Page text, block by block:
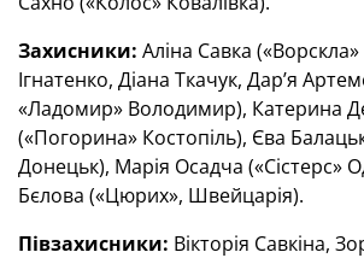
Захисники: Аліна Савка
Ігнатенко, Діана Ткачук, Дар’я
«Ладомир» Володимир), Катерина
(«Погорина» Костопіль), Єва
Донецьк), Марія Осадча («Сістерс»
Бєлова («Цюрих», Швейцарія).
Півзахисники: Вікторія Савкіна,